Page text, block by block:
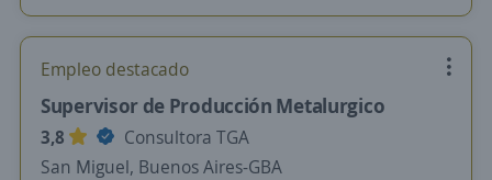
Empleo destacado
Supervisor de Producción Metalurgico
3,8
Consultora TGA
San Miguel, Buenos Aires-GBA